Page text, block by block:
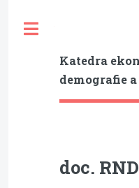
Katedra
demografie
doc.